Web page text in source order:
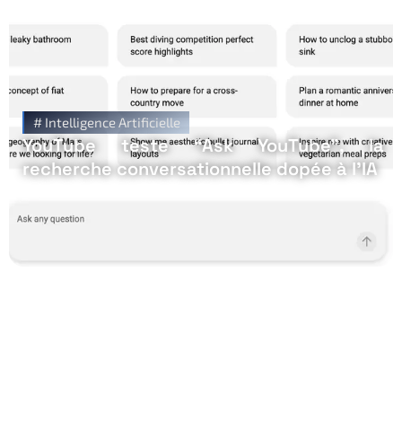
# Intelligence Artificielle
YouTube teste “Ask YouTube”, la
recherche conversationnelle dopée à l’IA